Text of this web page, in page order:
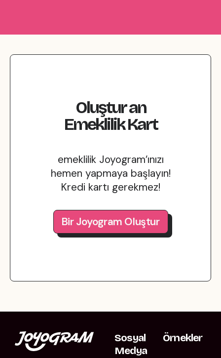
Oluşturan
EmeklilikKart
emeklilik Joyogram’ınızı
hemen yapmaya başlayın!
Kredi kartı gerekmez!
Bir Joyogram Oluştur
Sosyal
Medya
Örnekler